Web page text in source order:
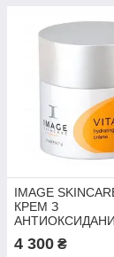
IMAGE
КРЕМ З
C Hydrating
4 300 ₴